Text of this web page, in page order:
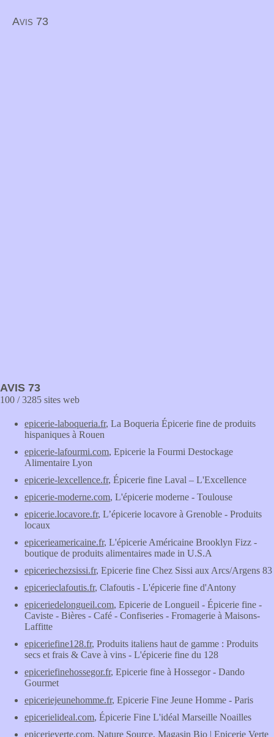
Avis 73
AVIS 73
100 / 3285 sites web
epicerie-laboqueria.fr, La Boqueria Épicerie fine de produits
hispaniques à Rouen
epicerie-lafourmi.com, Epicerie la Fourmi Destockage
Alimentaire Lyon
epicerie-lexcellence.fr, Épicerie fine Laval – L'Excellence
epicerie-moderne.com, L'épicerie moderne - Toulouse
epicerie.locavore.fr, L’épicerie locavore à Grenoble - Produits
locaux
epicerieamericaine.fr, L'épicerie Américaine Brooklyn Fizz -
boutique de produits alimentaires made in U.S.A
epiceriechezsissi.fr, Epicerie fine Chez Sissi aux Arcs/Argens 83
epicerieclafoutis.fr, Clafoutis - L'épicerie fine d'Antony
epiceriedelongueil.com, Epicerie de Longueil - Épicerie fine -
Caviste - Bières - Café - Confiseries - Fromagerie à Maisons-
Laffitte
epiceriefine128.fr, Produits italiens haut de gamme : Produits
secs et frais & Cave à vins - L'épicerie fine du 128
epiceriefinehossegor.fr, Epicerie fine à Hossegor - Dando
Gourmet
epiceriejeunehomme.fr, Epicerie Fine Jeune Homme - Paris
epicerielideal.com, Épicerie Fine L'idéal Marseille Noailles
epicerieverte.com, Nature Source, Magasin Bio | Epicerie Verte